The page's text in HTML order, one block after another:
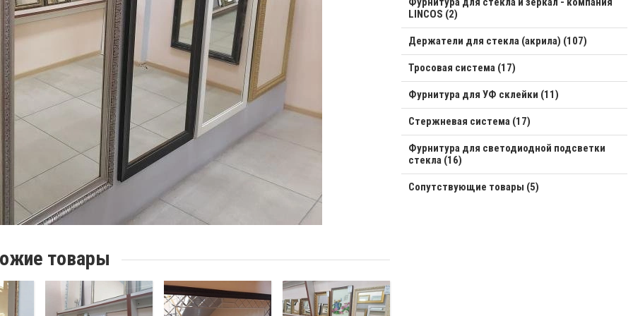
LINCOS (2)
Держатели для стекла (акрила) (107)
Тросовая система (17)
Фурнитура для УФ склейки (11)
Стержневая система (17)
Фурнитура для светодиодной подсветки
стекла (16)
Сопутствующие товары (5)
товары